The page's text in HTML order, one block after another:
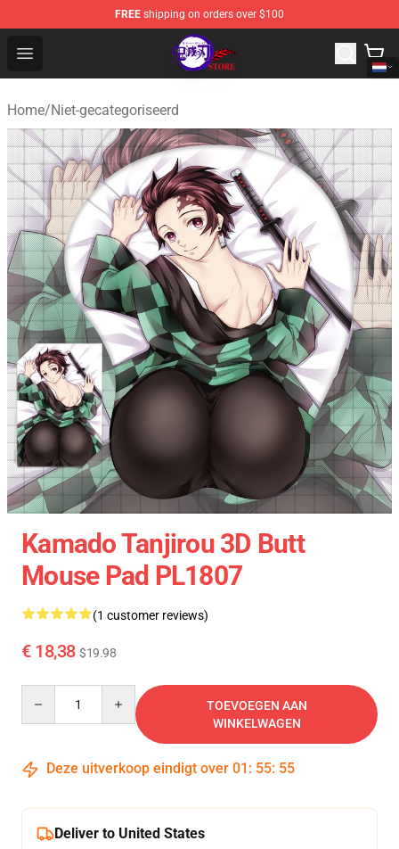
FREE shipping on orders over $100
Open menu
Kimetsu no Yaiba Store - Official Kimetsu no Yaiba
Home/Niet-gecategoriseerd
Kamado Tanjirou 3D Butt
Mouse Pad PL1807
(1 customer reviews)
€ 18,38 $19.98
TOEVOEGEN AAN
WINKELWAGEN
Deze uitverkoop eindigt over 01 : 55: 55
Deliver to United States